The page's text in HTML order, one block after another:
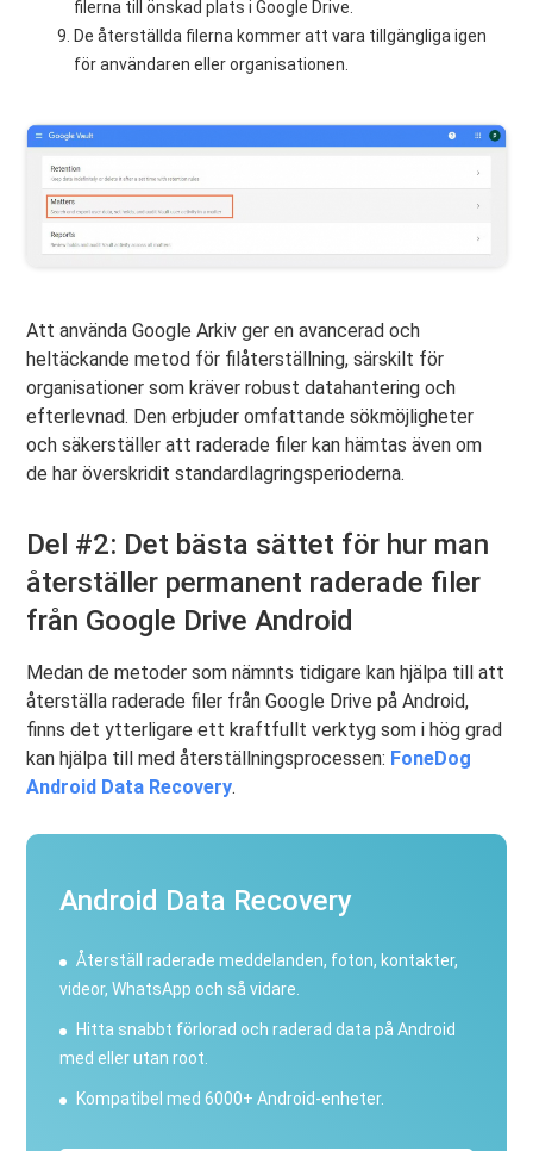
filerna till önskad plats i Google Drive.
De återställda filerna kommer att vara tillgängliga igen
för användaren eller organisationen.
Att använda Google Arkiv ger en avancerad och
heltäckande metod för filåterställning, särskilt för
organisationer som kräver robust datahantering och
efterlevnad. Den erbjuder omfattande sökmöjligheter
och säkerställer att raderade filer kan hämtas även om
de har överskridit standardlagringsperioderna.
Del #2: Det bästa sättet för hur man
återställer permanent raderade filer
från Google Drive Android
Medan de metoder som nämnts tidigare kan hjälpa till att
återställa raderade filer från Google Drive på Android,
finns det ytterligare ett kraftfullt verktyg som i hög grad
kan hjälpa till med återställningsprocessen: FoneDog
Android Data Recovery.
Android Data Recovery
Återställ raderade meddelanden, foton, kontakter,
videor, WhatsApp och så vidare.
Hitta snabbt förlorad och raderad data på Android
med eller utan root.
Kompatibel med 6000+ Android-enheter.